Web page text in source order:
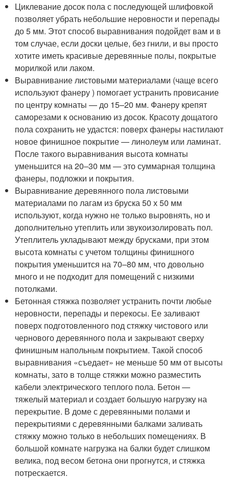
Циклевание досок пола с последующей шлифовкой
позволяет убрать небольшие неровности и перепады
до 5 мм. Этот способ выравнивания подойдет вам и в
том случае, если доски целые, без гнили, и вы просто
хотите иметь красивые деревянные полы, покрытые
морилкой или лаком.
Выравнивание листовыми материалами (чаще всего
используют фанеру ) помогает устранить провисание
по центру комнаты — до 15–20 мм. Фанеру крепят
саморезами к основанию из досок. Красоту дощатого
пола сохранить не удастся: поверх фанеры настилают
новое финишное покрытие — линолеум или ламинат.
После такого выравнивания высота комнаты
уменьшится на 20–30 мм — это суммарная толщина
фанеры, подложки и покрытия.
Выравнивание деревянного пола листовыми
материалами по лагам из бруска 50 х 50 мм
используют, когда нужно не только выровнять, но и
дополнительно утеплить или звукоизолировать пол.
Утеплитель укладывают между брусками, при этом
высота комнаты с учетом толщины финишного
покрытия уменьшится на 70–80 мм, что довольно
много и не подходит для помещений с низкими
потолками.
Бетонная стяжка позволяет устранить почти любые
неровности, перепады и перекосы. Ее заливают
поверх подготовленного под стяжку чистового или
чернового деревянного пола и закрывают сверху
финишным напольным покрытием. Такой способ
выравнивания «съедает» не меньше 50 мм от высоты
комнаты, зато в толще стяжки можно разместить
кабели электрического теплого пола. Бетон —
тяжелый материал и создает большую нагрузку на
перекрытие. В доме с деревянными полами и
перекрытиями с деревянными балками заливать
стяжку можно только в небольших помещениях. В
большой комнате нагрузка на балки будет слишком
велика, под весом бетона они прогнутся, и стяжка
потрескается.